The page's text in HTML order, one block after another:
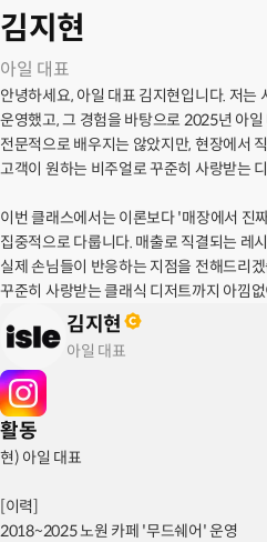
김지현
아일 대표
안녕하세요, 아일 대표 김지현입니다. 저는
운영했고, 그 경험을 바탕으로 2025년 아
전문적으로 배우지는 않았지만, 현장에서
고객이 원하는 비주얼로 꾸준히 사랑받는
이번 클래스에서는 이론보다 '매장에서 진
집중적으로 다룹니다. 매출로 직결되는 레
실제 손님들이 반응하는 지점을 전해드리
꾸준히 사랑받는 클래식 디저트까지 아낌
김지현
아일 대표
활동
현) 아일 대표
[이력]
2018~2025 노원 카페 '무드쉐어' 운영